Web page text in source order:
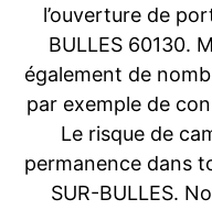
l’ouverture de
BULLES 60130.
également de
par exemple de
Le risque de
permanence dans
SUR-BULLES.